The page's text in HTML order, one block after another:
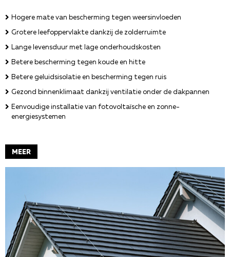
Hogere mate van bescherming tegen weersinvloeden
Grotere leefoppervlakte dankzij de zolderruimte
Lange levensduur met lage onderhoudskosten
Betere bescherming tegen koude en hitte
Betere geluidsisolatie en bescherming tegen ruis
Gezond binnenklimaat dankzij ventilatie onder de dakpannen
Eenvoudige installatie van fotovoltaïsche en zonne-
energiesystemen
MEER